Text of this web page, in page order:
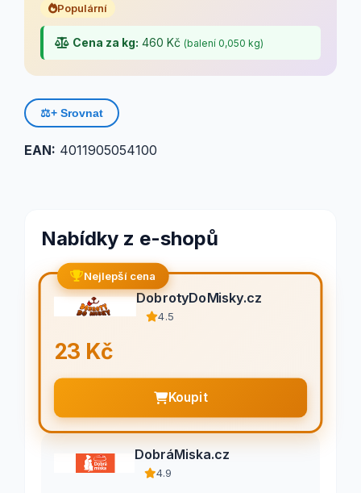
Populární
Cena za kg: 460 Kč (balení 0,050 kg)
⚖️+ Srovnat
EAN: 4011905054100
Nabídky z e-shopů
Nejlepší cena
DobrotyDoMisky.cz
4.5
23 Kč
Koupit
DobráMiska.cz
4.9